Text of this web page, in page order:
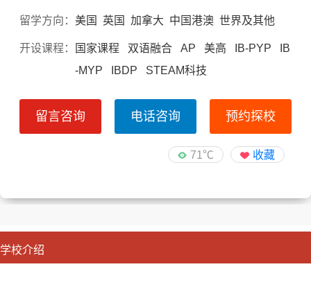
留学方向： 美国 英国 加拿大 中国港澳 世界及其他
开设课程：
国家课程 双语融合 AP 美高 IB-PYP IB
-MYP IBDP STEAM科技
留言咨询 电话咨询 预约探校
71℃ 收藏
学校介绍